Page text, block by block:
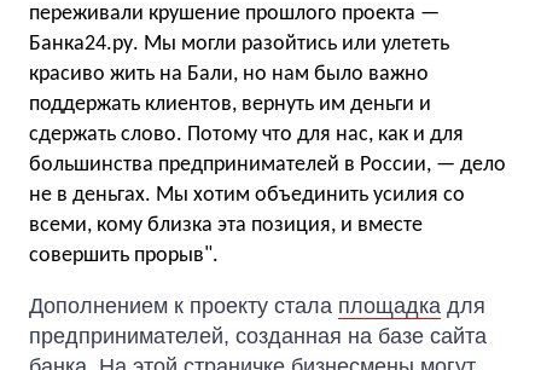
переживали крушение прошлого проекта —
Банка24.ру. Мы могли разойтись или улететь
красиво жить на Бали, но нам было важно
поддержать клиентов, вернуть им деньги и
сдержать слово. Потому что для нас, как и для
большинства предпринимателей в России, — дело
не в деньгах. Мы хотим объединить усилия со
всеми, кому близка эта позиция, и вместе
совершить прорыв".
Дополнением к проекту стала площадка для
предпринимателей, созданная на базе сайта